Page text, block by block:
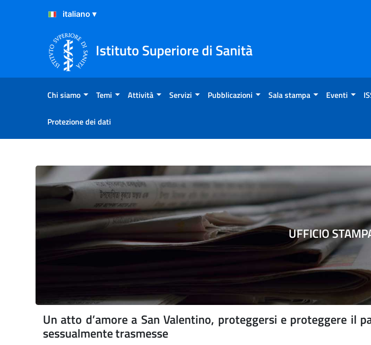
Salta al Contenuto
Salta al Footer
Istituto Superiore di Sanità
Chi siamo Temi Attività Servizi Pubblicazioni Sala stampa Eventi
Protezione dei dati
Un atto d’amore a San Valentino,
UFFICIO
Un atto d’amore a San Valentino, proteggersi e proteggere il
sessualmente trasmesse